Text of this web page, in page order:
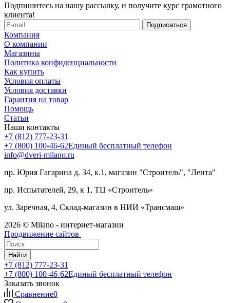
Подпишитесь на нашу рассылку, и получите курс грамотного
клиента!
Компания
О компании
Магазины
Политика конфиденциальности
Как купить
Условия оплаты
Условия доставки
Гарантия на товар
Помощь
Статьи
Наши контакты
+7 (812) 777-23-31
+7 (800) 100-46-62Единый бесплатный телефон
info@dveri-milano.ru
пр. Юрия Гагарина д. 34, к.1, магазин "Строитель", "Лента"
пр. Испытателей, 29, к 1, ТЦ «Строитель»
ул. Заречная, 4, Склад-магазин в НИИ «Трансмаш»
2026 © Milano - интернет-магазин
Продвижение сайтов
Найти
+7 (812) 777-23-31
+7 (800) 100-46-62Единый бесплатный телефон
Заказать звонок
Сравнение0